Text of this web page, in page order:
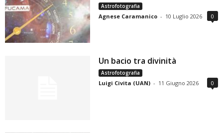
Astrofotografia
Agnese Caramanico - 10 Luglio 2026 0
Un bacio tra divinità
Astrofotografia
Luigi Civita (UAN) - 11 Giugno 2026 0